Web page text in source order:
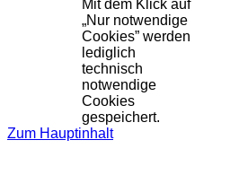
Mit dem Klick auf
„Nur notwendige
Cookies” werden
lediglich
technisch
notwendige
Cookies
gespeichert.
Zum Hauptinhalt